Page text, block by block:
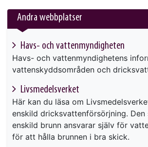
Andra webbplatser
Havs- och vattenmyndigheten
Havs- och vattenmyndighetens
vattenskyddsområden och
Livsmedelsverket
Här kan du läsa om
enskild dricksvattenförsörjning. Den
enskild brunn ansvarar själv för
för att hålla brunnen i bra skick.